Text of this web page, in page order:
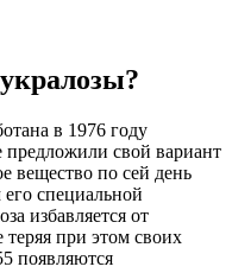
в 1976 году
предложили свой вариант
вещество по сей день
специальной
избавляется от
при этом своих
появляются